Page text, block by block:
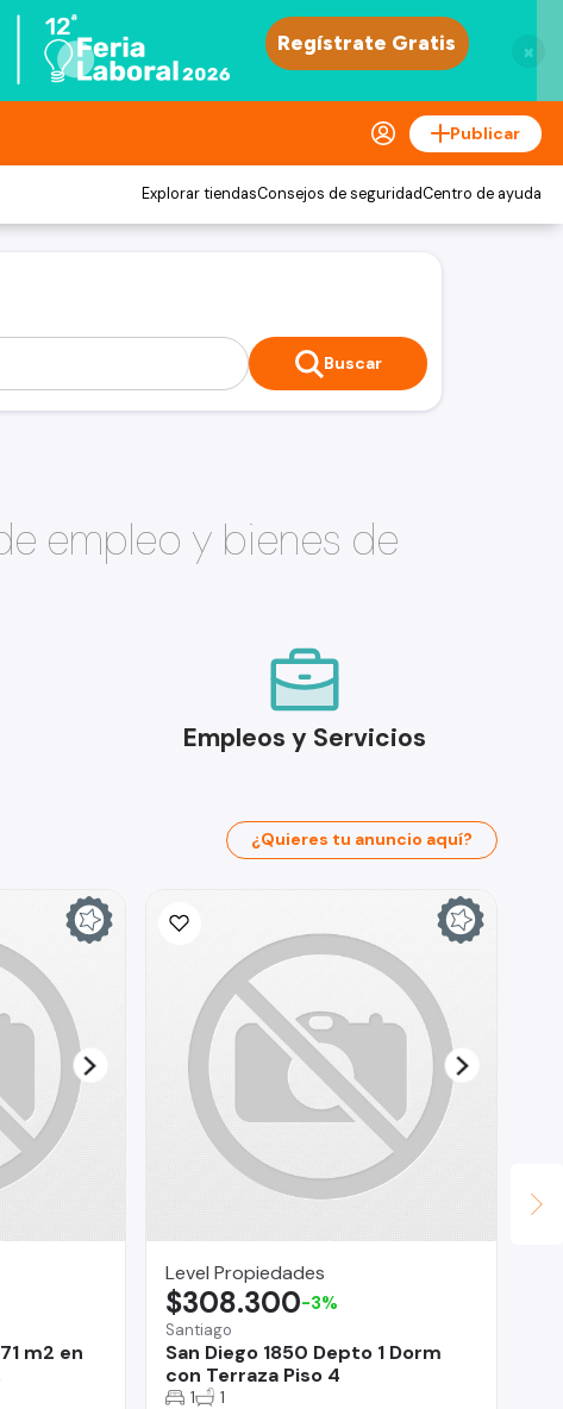
×
Publicar
Explorar tiendasConsejos de seguridadCentro de ayuda
Buscar
empleo y bienes de
Empleos y Servicios
¿Quieres tu anuncio aquí?
m2 en
Level Propiedades
Santiago
San Diego 1850 Depto 1 Dorm
con Terraza Piso 4
$308.300-3%
1 1